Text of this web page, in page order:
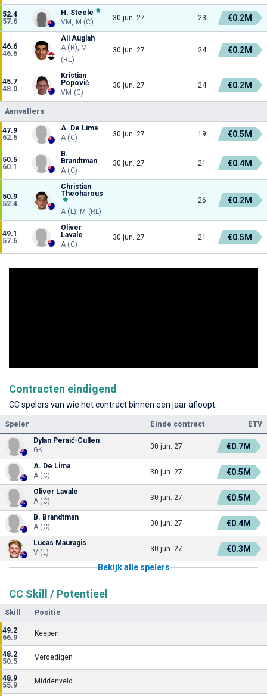
52.4
57.6
H. Steele
VM, M (C)
30 jun. 27 23 €0.2M
46.6
46.6
Ali Auglah
A (R), M
(RL)
30 jun. 27 24 €0.2M
45.7
48.0
Kristian
Popović
VM (C)
30 jun. 27 24 €0.2M
Aanvallers
47.9
62.6
A. De Lima
A (C)
30 jun. 27 19 €0.5M
50.5
60.1
B.
Brandtman
A (C)
30 jun. 27 21 €0.4M
50.9
52.4
Christian
Theoharous
A (L), M (RL)
26 €0.2M
49.1
57.6
Oliver
Lavale
A (C)
30 jun. 27 21 €0.5M
Contracten eindigend
CC spelers van wie het contract binnen een jaar afloopt.
Speler Einde contract
ETV
Dylan Peraić-Cullen
GK
30 jun. 27 €0.7M
A. De Lima
A (C)
30 jun. 27 €0.5M
Oliver Lavale
A (C)
30 jun. 27 €0.5M
B. Brandtman
A (C)
30 jun. 27 €0.4M
Lucas Mauragis
V (L)
30 jun. 27
€0.3M
Bekijk alle spelers
CC Skill / Potentieel
Skill Positie
49.2
66.9
Keepen
48.2
50.5
Verdedigen
48.9
55.9
Middenveld